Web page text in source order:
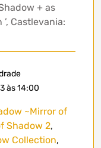
+ as
’, Castlevania:
às 14:00
~Mirror of
Shadow 2,
Collection,